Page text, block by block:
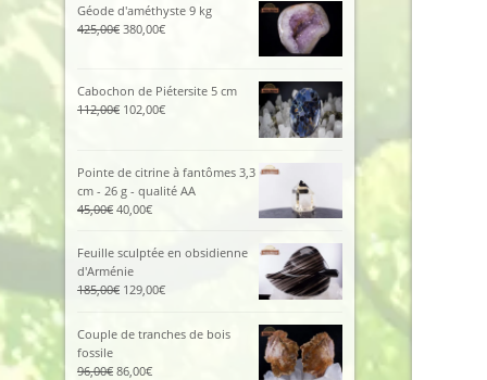
Géode d'améthyste 9 kg
425,00€ Le
380,00€Le
est :
Cabochon de Piétersite 5 cm
112,00€ Le
112,00€.
102,00€Le
est :
102,00€.
Pointe de citrine à fantômes 3,3
cm - 26 g - qualité AA
45,00€ Le
était :
45,00€.
40,00€Le
actuel
est :
Feuille sculptée en obsidienne
d'Arménie
185,00€ Le
était :
129,00€Le
est :
Couple de tranches de bois
fossile
96,00€ Le
86,00€Le